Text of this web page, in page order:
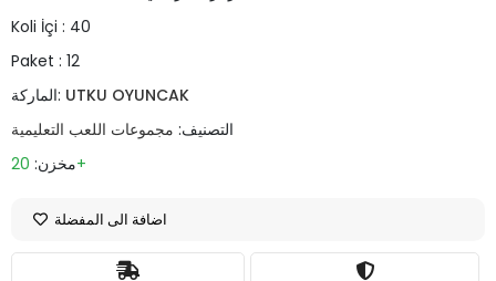
Koli İçi : 40
Paket : 12
الماركة: UTKU OYUNCAK
التصنيف: مجموعات اللعب التعليمية
مخزن:20+
اضافة الى المفضلة